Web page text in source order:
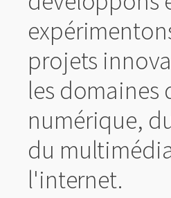
projets
les domaines
numérique,
du
l'internet.